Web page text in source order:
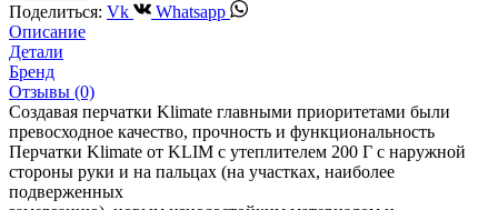
Поделиться: Vk
Whatsapp
Описание
Детали
Бренд
Отзывы (0)
Создавая перчатки Klimate главными приоритетами были
превосходное качество, прочность и функциональность
Перчатки Klimate от KLIM c утеплителем 200 Г с наружной
стороны руки и на пальцах (на участках, наиболее
подверженных